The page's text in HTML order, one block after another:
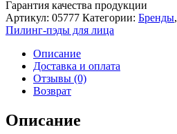
Гарантия качества продукции
Артикул: 05777 Категории: Бренды,
Пилинг-пэды для лица
Описание
Доставка и оплата
Отзывы (0)
Возврат
Описание